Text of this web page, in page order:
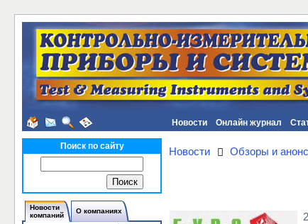
Новости Онлайн журнал
Поиск по сайту
Новости
компаний
О компаниях
Новости Обзоры и